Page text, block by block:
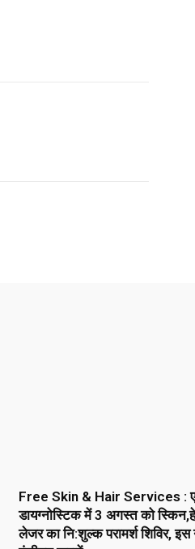
Free Skin & Hair Services :
डायग्नोस्टिक में 3 अगस्त को
लेजर का नि:शुल्क परामर्श शिविर, इस